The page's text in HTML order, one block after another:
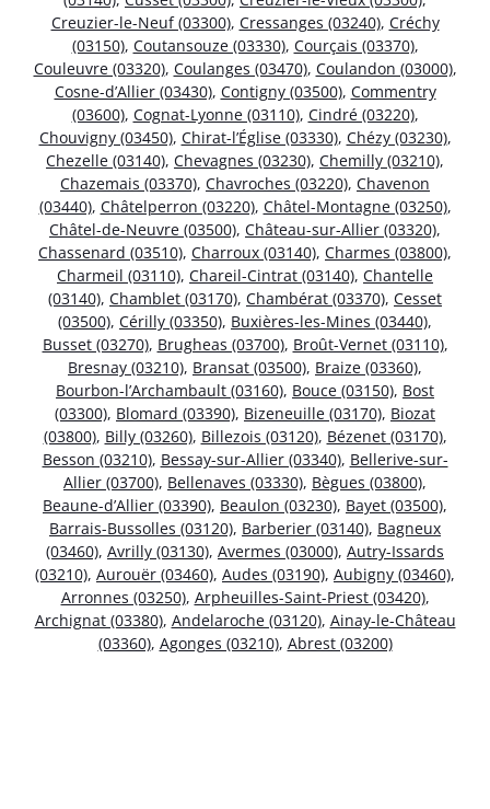
Creuzier-le-Neuf (03300), Cressanges (03240), Créchy
(03150), Coutansouze (03330), Courçais (03370),
Couleuvre (03320), Coulanges (03470), Coulandon (03000),
Cosne-d’Allier (03430), Contigny (03500), Commentry
(03600), Cognat-Lyonne (03110), Cindré (03220),
Chouvigny (03450), Chirat-l’Église (03330), Chézy (03230),
Chezelle (03140), Chevagnes (03230), Chemilly (03210),
Chazemais (03370), Chavroches (03220), Chavenon
(03440), Châtelperron (03220), Châtel-Montagne (03250),
Châtel-de-Neuvre (03500), Château-sur-Allier (03320),
Chassenard (03510), Charroux (03140), Charmes (03800),
Charmeil (03110), Chareil-Cintrat (03140), Chantelle
(03140), Chamblet (03170), Chambérat (03370), Cesset
(03500), Cérilly (03350), Buxières-les-Mines (03440),
Busset (03270), Brugheas (03700), Broût-Vernet (03110),
Bresnay (03210), Bransat (03500), Braize (03360),
Bourbon-l’Archambault (03160), Bouce (03150), Bost
(03300), Blomard (03390), Bizeneuille (03170), Biozat
(03800), Billy (03260), Billezois (03120), Bézenet (03170),
Besson (03210), Bessay-sur-Allier (03340), Bellerive-sur-
Allier (03700), Bellenaves (03330), Bègues (03800),
Beaune-d’Allier (03390), Beaulon (03230), Bayet (03500),
Barrais-Bussolles (03120), Barberier (03140), Bagneux
(03460), Avrilly (03130), Avermes (03000), Autry-Issards
(03210), Aurouër (03460), Audes (03190), Aubigny (03460),
Arronnes (03250), Arpheuilles-Saint-Priest (03420),
Archignat (03380), Andelaroche (03120), Ainay-le-Château
(03360), Agonges (03210), Abrest (03200)